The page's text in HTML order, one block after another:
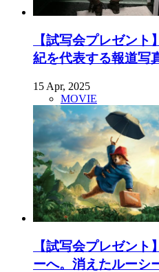
【試写会プレゼン
紀を代表する報道写
15 Apr, 2025
MOVIE
【試写会プレゼン
ーへ。消えたルーシ